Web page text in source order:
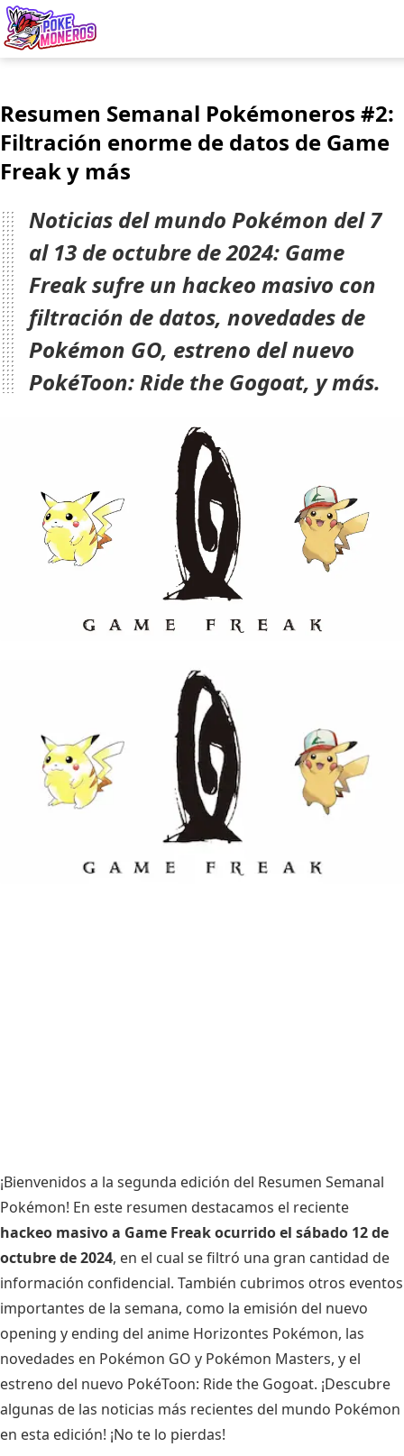
Minijuegos
Pokédex
Team Builder
Tabla de Tipos
Naturalezas
Noticias
Resumen Semanal Pokémoneros #2:
Filtración enorme de datos de Game
Freak y más
Noticias del mundo Pokémon del 7
al 13 de octubre de 2024: Game
Freak sufre un hackeo masivo con
filtración de datos, novedades de
Pokémon GO, estreno del nuevo
PokéToon: Ride the Gogoat, y más.
¡Bienvenidos a la segunda edición del Resumen Semanal
Pokémon! En este resumen destacamos el reciente
hackeo masivo a Game Freak ocurrido el sábado 12 de
octubre de 2024, en el cual se filtró una gran cantidad de
información confidencial. También cubrimos otros eventos
importantes de la semana, como la emisión del nuevo
opening y ending del anime Horizontes Pokémon, las
novedades en Pokémon GO y Pokémon Masters, y el
estreno del nuevo PokéToon: Ride the Gogoat. ¡Descubre
algunas de las noticias más recientes del mundo Pokémon
en esta edición! ¡No te lo pierdas!